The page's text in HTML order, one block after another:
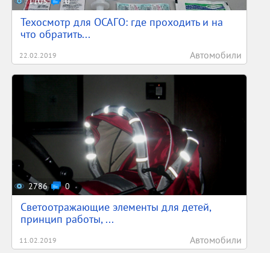
Техосмотр для ОСАГО: где проходить и на
что обратить...
22.02.2019 Автомобили
2786 0
Светоотражающие элементы для детей,
принцип работы, ...
11.02.2019 Автомобили